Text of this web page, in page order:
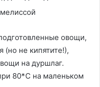
овощи,
(но не кипятите!),
на дуршлаг.
80*С на маленьком